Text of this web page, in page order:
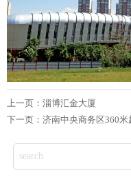
上一页： 淄博汇金大厦
下一页： 济南中央商务区360